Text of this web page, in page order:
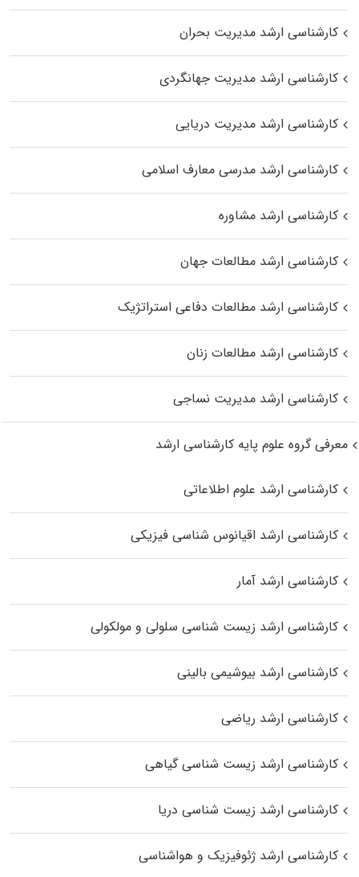
کارشناسی ارشد مدیریت بحران
کارشناسی ارشد مدیریت جهانگردی
کارشناسی ارشد مدیریت دریایی
کارشناسی ارشد مدرسی معارف اسلامی
کارشناسی ارشد مشاوره
کارشناسی ارشد مطالعات جهان
کارشناسی ارشد مطالعات دفاعی استراتژیک
کارشناسی ارشد مطالعات زنان
کارشناسی ارشد مدیریت نساجی
معرفی گروه علوم پایه کارشناسی ارشد
کارشناسی ارشد علوم اطلاعاتی
کارشناسی ارشد اقیانوس‌ شناسی فیزیکی
کارشناسی ارشد آمار
کارشناسی ارشد زیست شناسی سلولی و مولکولی
کارشناسی ارشد بیوشیمی بالینی
کارشناسی ارشد ریاضی
کارشناسی ارشد زیست‌ شناسی گیاهی
کارشناسی ارشد زیست‌ شناسی دریا
کارشناسی ارشد ژئوفیزیک و هواشناسی